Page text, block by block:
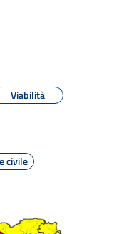
Viabilità
civile